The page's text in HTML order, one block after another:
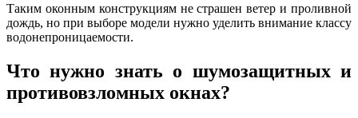
Таким оконным конструкциям не страшен ветер и проливной
дождь, но при выборе модели нужно уделить внимание классу
водонепроницаемости.
Что нужно знать о шумозащитных и
противовзломных окнах?